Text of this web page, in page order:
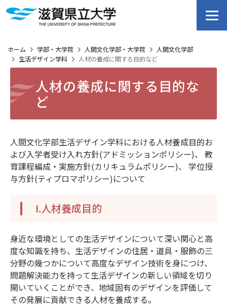
ホーム 学部・大学院 人間文化学部・大学院
人間文化学部
生活デザイン学科
人材の養成に関する目的など
人材の養成に関する目的な
ど
人間文化学部生活デザイン学科における人材養成目的お
よび入学者受け入れ方針(アドミッションポリシー)、 教
育課程編成・実施方針(カリキュラムポリシー)、 学位授
与方針(ティプロマポリシー)について
I.人材養成目的
身近な環境としての生活デザインについて深い関心と高
度な知識を持ち、生活デザインの住居・道具・服飾の三
分野の幾つかについて高度なデザイン技術を身につけ、
問題解決能力を持って生活デザインの新しい領域を切り
開いていくことができ、地域固有のデザインを評価して
その発展に貢献できる人材を養成する。